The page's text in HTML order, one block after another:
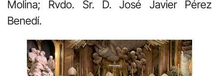
Molina; Rvdo. Sr. D. José Javier Pérez
Benedí.